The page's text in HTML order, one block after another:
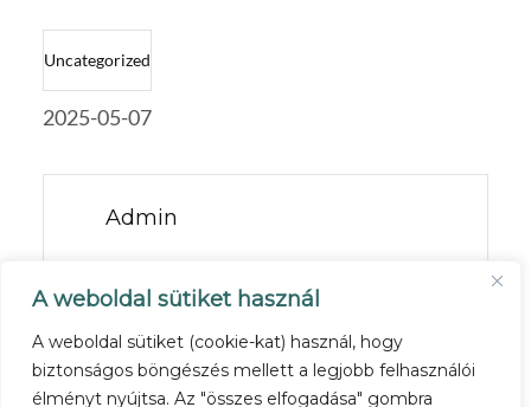
A weboldal sütiket használ
A weboldal sütiket (cookie-kat) használ, hogy
biztonságos böngészés mellett a legjobb felhasználói
élményt nyújtsa. Az "összes elfogadása" gombra
Uncategorized
2025-05-07
Admin
PREV POST
nINCS LEHETETLEN